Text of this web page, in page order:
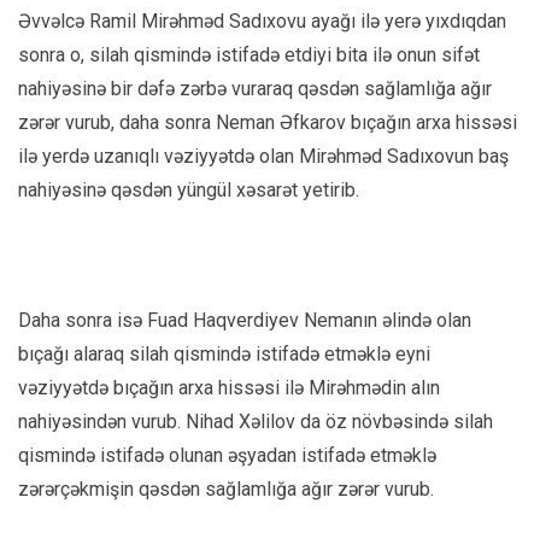
Əvvəlcə Ramil Mirəhməd Sadıxovu ayağı ilə yerə yıxdıqdan
sonra o, silah qismində istifadə etdiyi bita ilə onun sifət
nahiyəsinə bir dəfə zərbə vuraraq qəsdən sağlamlığa ağır
zərər vurub, daha sonra Neman Əfkarov bıçağın arxa hissəsi
ilə yerdə uzanıqlı vəziyyətdə olan Mirəhməd Sadıxovun baş
nahiyəsinə qəsdən yüngül xəsarət yetirib.
Daha sonra isə Fuad Haqverdiyev Nemanın əlində olan
bıçağı alaraq silah qismində istifadə etməklə eyni
vəziyyətdə bıçağın arxa hissəsi ilə Mirəhmədin alın
nahiyəsindən vurub. Nihad Xəlilov da öz növbəsində silah
qismində istifadə olunan əşyadan istifadə etməklə
zərərçəkmişin qəsdən sağlamlığa ağır zərər vurub.